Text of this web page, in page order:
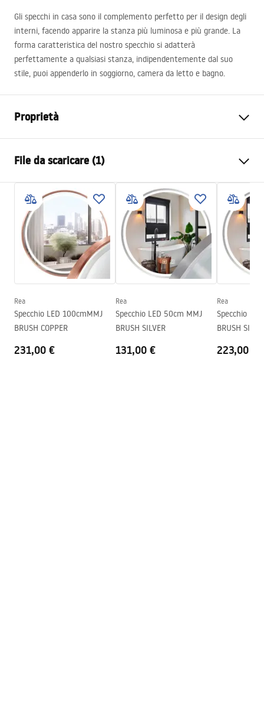
Gli specchi in casa sono il complemento perfetto per il design degli
interni, facendo apparire la stanza più luminosa e più grande. La
forma caratteristica del nostro specchio si adatterà
perfettamente a qualsiasi stanza, indipendentemente dal suo
stile, puoi appenderlo in soggiorno, camera da letto e bagno.
Proprietà
Larghezza
Profondità
25mm
Illuminazione LED
SÌ
Cornice
SÌ
Colore della cornice
Oro spazzolato
Materiale della cornice
Alluminio
Rotondo
Anti-appannamento
Potenza
12 W
File da scaricare (1)
manual mirror led
manual mirror led.pdf
Rea
Specchio LED 100cmMMJ
BRUSH COPPER
231,00 €
Rea
Specchio LED 50cm MMJ
BRUSH SILVER
131,00 €
Rea
Specchio
BRUSH
223,00 €